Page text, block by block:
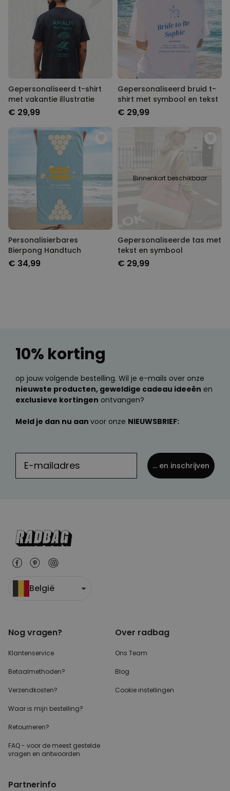
Gepersonaliseerd t-shirt
met vakantie illustratie
€ 29,99
Gepersonaliseerd bruid t-
shirt met symbool en tekst
€ 29,99
Personalisierbares
Bierpong Handtuch
€ 34,99
Binnenkort beschikbaar
Gepersonaliseerde tas met
tekst en symbool
€ 29,99
10% korting
op jouw volgende bestelling. Wil je e-mails over onze
nieuwste producten, geweldige cadeau ideeën en
exclusieve kortingen ontvangen?
Meld je dan nu aan voor onze NIEUWSBRIEF:
... en inschrijven
België
Nog vragen?
Klantenservice
Betaalmethoden?
Verzendkosten?
Waar is mijn bestelling?
Retourneren?
FAQ - voor de meest gestelde
vragen en antwoorden
Over radbag
Ons Team
Blog
Cookie instellingen
Partnerinfo